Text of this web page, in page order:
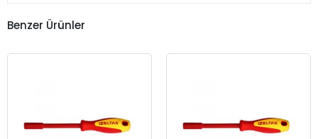
Benzer Ürünler